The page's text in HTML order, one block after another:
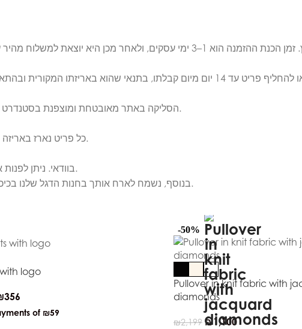
הסליקה באתר מאובטחת ומוצפנת בסטנדרט הגבוה ביותר. ניתן לפרוס את הרכישה לעד 6 תשלומים נוחים.
כל פריט נארז באריזה יוקרתית וממותגת בקפידה, כחלק מחוויית הבוטיק של אלגנזה.
בוודאי. ניתן לפנות אלינו בווטסאפ ולקבל מענה אישי ומקצועי לפני ואחרי הרכישה.
בנוסף, נשמח לארח אותך בחנות הדגל שלנו בכיכר המדינה להתרשמות מהקולקציה ולקבלת ייעוץ אישי במקום.
logo
356
of ₪59
-50%
Pullover in knit fabric with
diamonds
₪2,199 ₪1,100